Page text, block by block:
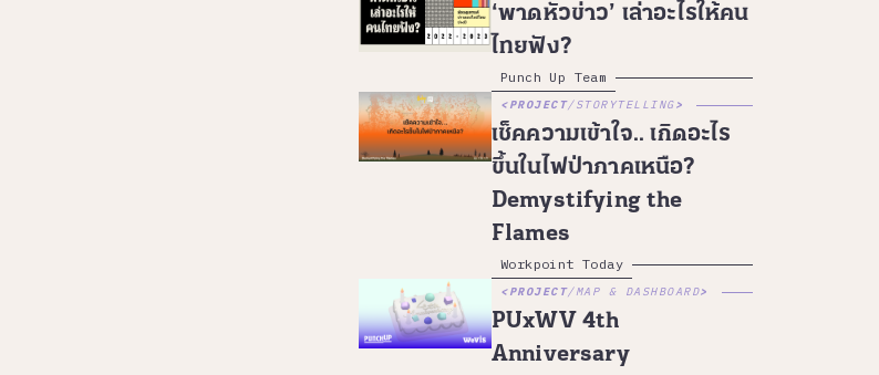
‘พาดหัวข่าว’ เล่าอะไรให้คน
ไทยฟัง?
Punch Up Team
PROJECT/STORYTELLING
เช็คความเข้าใจ.. เกิดอะไร
ขึ้นในไฟป่าภาคเหนือ?
Demystifying the
Flames
Workpoint Today
PROJECT/MAP & DASHBOARD
PUxWV 4th
Anniversary